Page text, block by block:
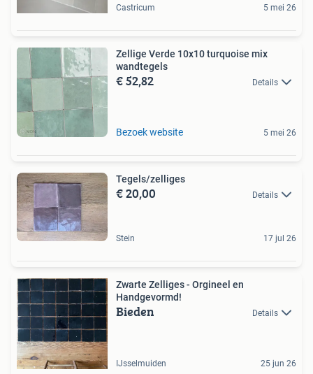
Castricum 5 mei 26
Zellige Verde 10x10 turquoise mix
wandtegels
€ 52,82 Details
Bezoek website 5 mei 26
Tegels/zelliges
€ 20,00 Details
Stein 17 jul 26
Zwarte Zelliges - Orgineel en
Handgevormd!
Bieden Details
IJsselmuiden 25 jun 26